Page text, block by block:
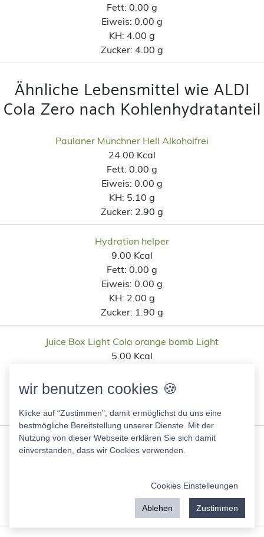
Fett: 0.00 g
Eiweis: 0.00 g
KH: 4.00 g
Zucker: 4.00 g
Ähnliche Lebensmittel wie ALDI
Cola Zero nach Kohlenhydratanteil
Paulaner Münchner Hell Alkoholfrei
24.00 Kcal
Fett: 0.00 g
Eiweis: 0.00 g
KH: 5.10 g
Zucker: 2.90 g
Hydration helper
9.00 Kcal
Fett: 0.00 g
Eiweis: 0.00 g
KH: 2.00 g
Zucker: 1.90 g
Juice Box Light Cola orange bomb Light
5.00 Kcal
Eiweis: 0.00 g
KH:0.00 g
Zucker:0.00 g
Juice Box Light Eistee Hawaii Wave Sirup
50.00 Kcal
0.00 g
0.00 g
0.00 g
wir benutzen cookies 🍪
Klicke auf “Zustimmen”, damit ermöglichst du uns eine
bestmögliche Bereitstellung unserer Dienste. Mit der
Nutzung von dieser Webseite erklären Sie sich damit
einverstanden, dass wir Cookies verwenden.
Cookies Einstelleungen
Ablehen Zustimmen